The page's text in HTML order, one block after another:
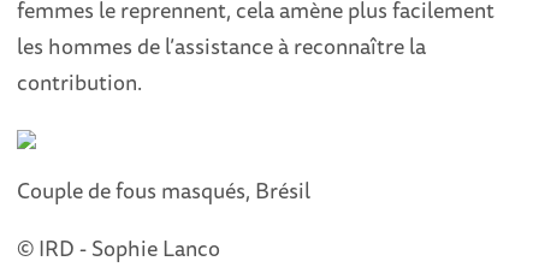
femmes le reprennent, cela amène plus facilement
les hommes de l’assistance à reconnaître la
contribution.
Couple de fous masqués, Brésil
© IRD - Sophie Lanco